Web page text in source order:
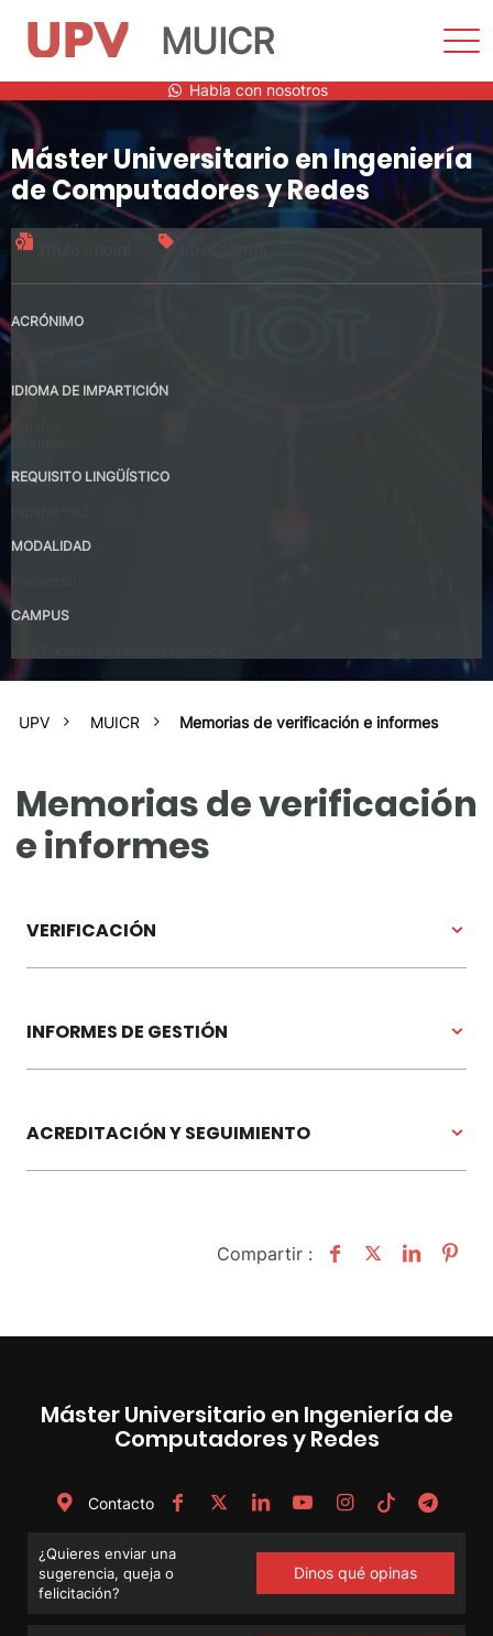
al
contenido
MUICR
Habla con nosotros
Máster Universitario en Ingeniería
de Computadores y Redes
ACRÓNIMO
IDIOMA DE IMPARTICIÓN
REQUISITO LINGÜÍSTICO
MODALIDAD
CAMPUS
UPV MUICR Memorias de verificación e informes
Memorias de verificación
e informes
VERIFICACIÓN
INFORMES DE GESTIÓN
ACREDITACIÓN Y SEGUIMIENTO
Compartir :
Máster Universitario en Ingeniería de
Computadores y Redes
Contacto
¿Quieres enviar una
sugerencia, queja o
felicitación?
Dinos qué opinas